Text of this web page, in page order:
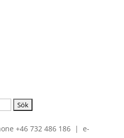
+46 732 486 186 | e-